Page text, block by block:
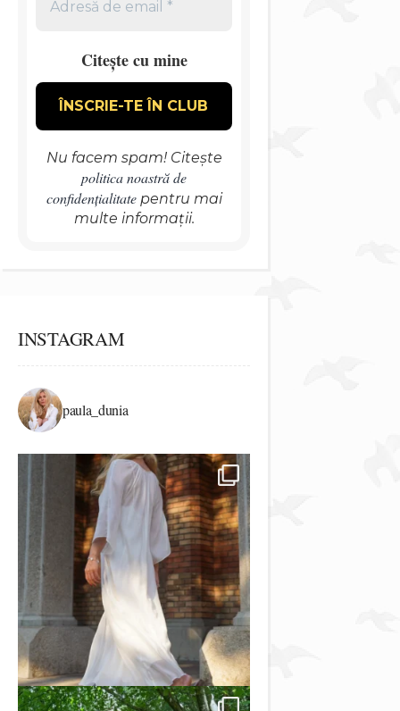
Citește cu mine
Nu facem spam! Citește
politica noastră de
confidențialitatepentru mai
multe informații.
INSTAGRAM
paula_dunia